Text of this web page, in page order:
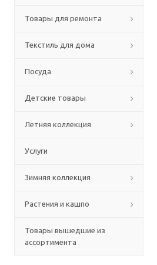
Товары для ремонта
Текстиль для дома
Посуда
Детские товары
Летняя коллекция
Услуги
Зимняя коллекция
Растения и кашпо
Товары вышедшие из
ассортимента